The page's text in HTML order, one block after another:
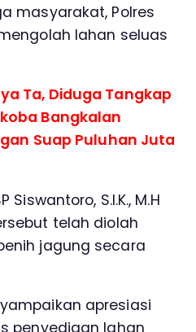
masyarakat, Polres
lahan seluas
Ta, Diduga Tangkap
Bangkalan
Suap Puluhan Juta
Siswantoro, S.I.K., M.H
telah diolah
jagung secara
apresiasi